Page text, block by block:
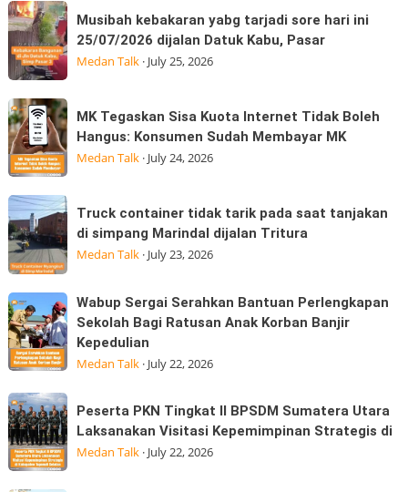
dan
Moto
GP
Edition
hadir
Musibah
kebakaran
yabg
tarjadi
sore
hari
ini
25/07/2026
Datuk
Kabu,
Pasar
Musibah kebakaran yabg tarjadi sore hari ini
25/07/2026 dijalan Datuk Kabu, Pasar
Medan Talk· July 25, 2026
MK
Tegaskan
Sisa
Kuota
Internet
Tidak
Boleh
Hangus:
Sudah
Membayar
MK
MK Tegaskan Sisa Kuota Internet Tidak Boleh
Hangus: Konsumen Sudah Membayar MK
Medan Talk· July 24, 2026
Truck
container
tidak
tarik
pada
saat
tanjakan
di
Marindal
dijalan
Tritura
Truck container tidak tarik pada saat tanjakan
di simpang Marindal dijalan Tritura
Medan Talk· July 23, 2026
Wabup
Sergai
Serahkan
Bantuan
Perlengkapan
Sekolah
Bagi
Ratusan
Anak
Wabup Sergai Serahkan Bantuan Perlengkapan
Sekolah Bagi Ratusan Anak Korban Banjir
Kepedulian
Medan Talk· July 22, 2026
Peserta
PKN
Tingkat
II
Peserta PKN Tingkat II BPSDM Sumatera Utara
Laksanakan Visitasi Kepemimpinan Strategis di
Medan Talk· July 22, 2026